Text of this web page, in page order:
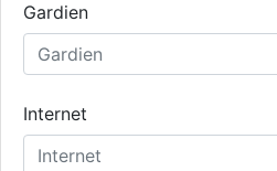
Gardien
Internet